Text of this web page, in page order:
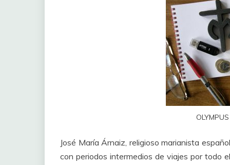
José María Árnaiz, religioso marianista
con periodos intermedios de viajes por todo